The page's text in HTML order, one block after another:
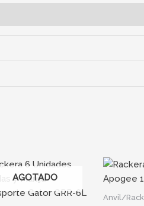
AGOTADO
Anvil/Rack